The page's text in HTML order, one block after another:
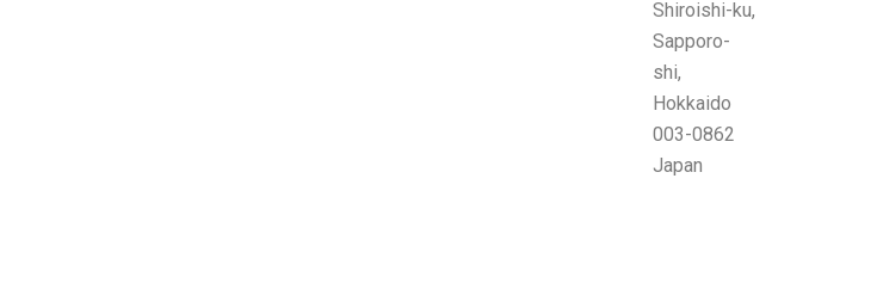
Shiroishi-ku,
Sapporo-
shi,
Hokkaido
003-0862
Japan